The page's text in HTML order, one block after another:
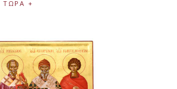
ΤΩΡΑ